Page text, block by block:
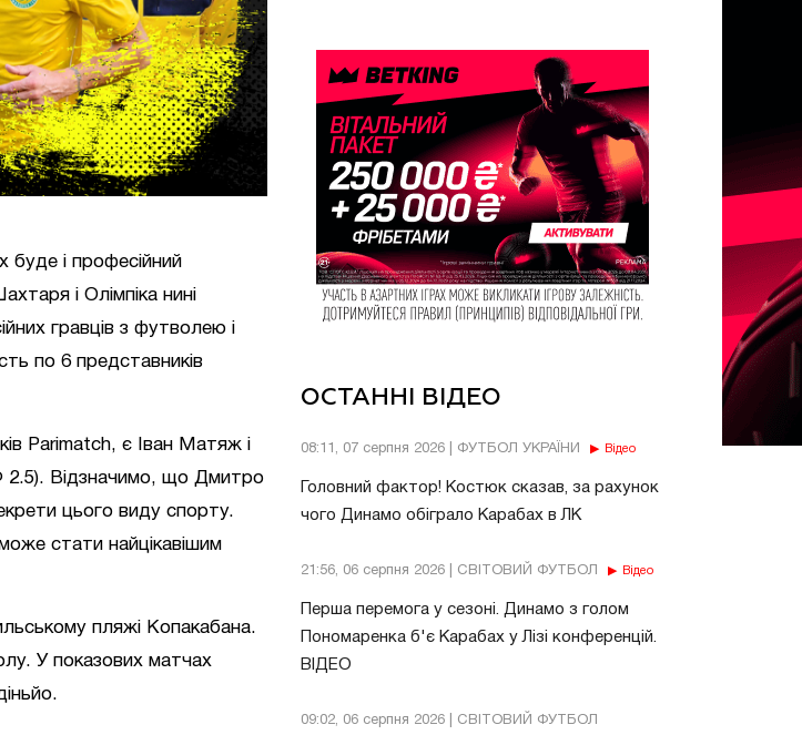
ОСТАННІ ВІДЕО
08:11, 07 серпня 2026 | ФУТБОЛ УКРАЇНИ Відео
Головний фактор! Костюк сказав, за рахунок
чого Динамо обіграло Карабах в ЛК
21:56, 06 серпня 2026 | СВІТОВИЙ ФУТБОЛ Відео
Перша перемога у сезоні. Динамо з голом
Пономаренка б'є Карабах у Лізі конференцій.
ВІДЕО
09:02, 06 серпня 2026 | СВІТОВИЙ ФУТБОЛ
буде і професійний
і Олімпіка нині
гравців з футволею і
по 6 представників
Parimatch, є Іван Матяж і
2.5). Відзначимо, що Дмитро
цього виду спорту.
стати найцікавішим
пляжі Копакабана.
У показових матчах